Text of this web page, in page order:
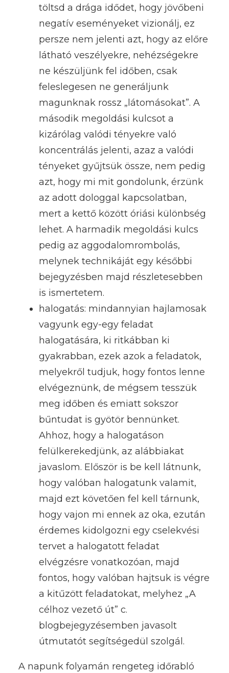
töltsd a drága idődet, hogy jövőbeni
negatív eseményeket vizionálj, ez
persze nem jelenti azt, hogy az előre
látható veszélyekre, nehézségekre
ne készüljünk fel időben, csak
feleslegesen ne generáljunk
magunknak rossz „látomásokat”. A
második megoldási kulcsot a
kizárólag valódi tényekre való
koncentrálás jelenti, azaz a valódi
tényeket gyűjtsük össze, nem pedig
azt, hogy mi mit gondolunk, érzünk
az adott dologgal kapcsolatban,
mert a kettő között óriási különbség
lehet. A harmadik megoldási kulcs
pedig az aggodalomrombolás,
melynek technikáját egy későbbi
bejegyzésben majd részletesebben
is ismertetem.
halogatás: mindannyian hajlamosak
vagyunk egy-egy feladat
halogatására, ki ritkábban ki
gyakrabban, ezek azok a feladatok,
melyekről tudjuk, hogy fontos lenne
elvégeznünk, de mégsem tesszük
meg időben és emiatt sokszor
bűntudat is gyötör bennünket.
Ahhoz, hogy a halogatáson
felülkerekedjünk, az alábbiakat
javaslom. Először is be kell látnunk,
hogy valóban halogatunk valamit,
majd ezt követően fel kell tárnunk,
hogy vajon mi ennek az oka, ezután
érdemes kidolgozni egy cselekvési
tervet a halogatott feladat
elvégzésre vonatkozóan, majd
fontos, hogy valóban hajtsuk is végre
a kitűzött feladatokat, melyhez „A
célhoz vezető út” c.
blogbejegyzésemben javasolt
útmutatót segítségedül szolgál.
A napunk folyamán rengeteg időrabló